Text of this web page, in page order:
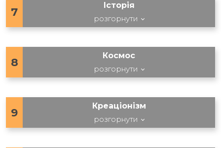
7
Історія
розгорнути
8
Космос
розгорнути
9
Креаціонізм
розгорнути